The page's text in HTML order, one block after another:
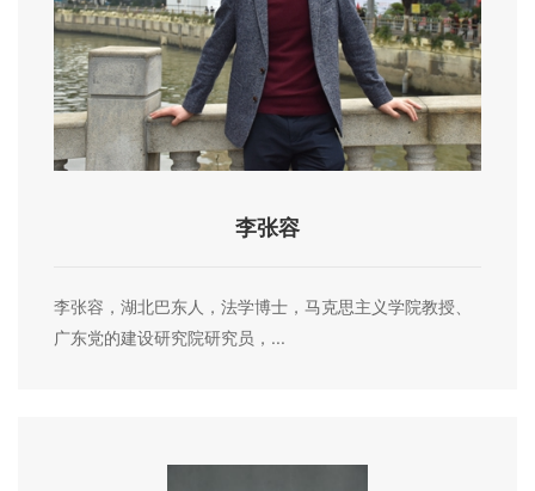
李张容
李张容，湖北巴东人，法学博士，马克思主义学院教授、
广东党的建设研究院研究员，...